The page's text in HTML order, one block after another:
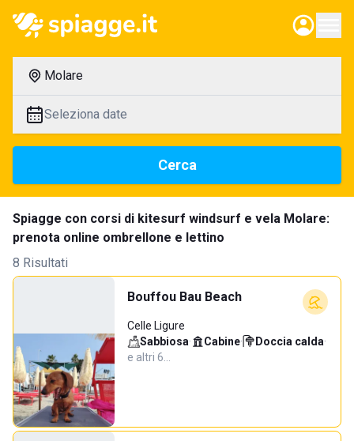
Molare
Seleziona date
Cerca
Spiagge con corsi di kitesurf windsurf e vela Molare:
prenota online ombrellone e lettino
8 Risultati
Bouffou Bau Beach
Celle Ligure
Sabbiosa· Cabine· Doccia calda·
e altri 6…